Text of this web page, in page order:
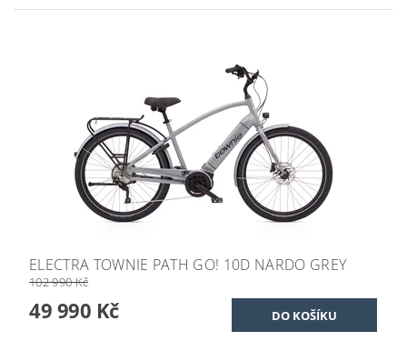
ELECTRA TOWNIE PATH GO! 10D NARDO GREY
102 990 Kč
49 990 Kč